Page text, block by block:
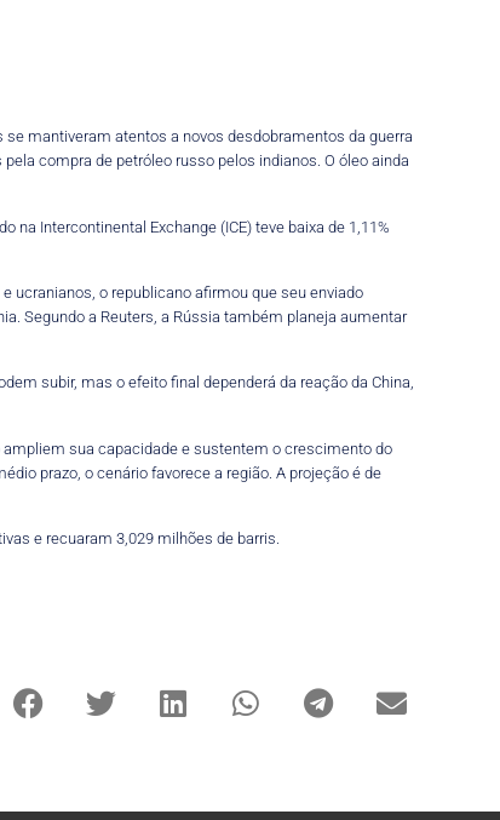
mantiveram atentos a novos desdobramentos da guerra
compra de petróleo russo pelos indianos. O óleo ainda
na Intercontinental Exchange (ICE) teve baixa de 1,11%
ucranianos, o republicano afirmou que seu enviado
Segundo a Reuters, a Rússia também planeja aumentar
subir, mas o efeito final dependerá da reação da China,
ampliem sua capacidade e sustentem o crescimento do
prazo, o cenário favorece a região. A projeção é de
e recuaram 3,029 milhões de barris.